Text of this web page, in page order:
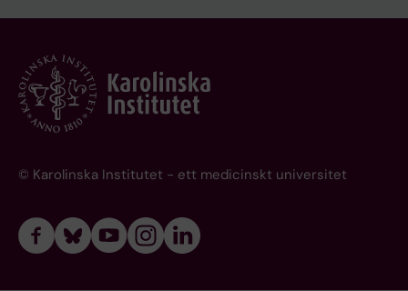
© Karolinska Institutet - ett medicinskt universitet